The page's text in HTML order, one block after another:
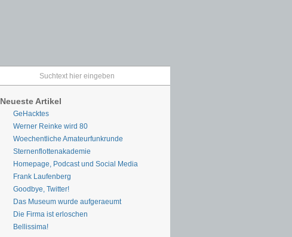
Neueste Artikel
GeHacktes
Werner Reinke wird 80
Woechentliche Amateurfunkrunde
Sternenflottenakademie
Homepage, Podcast und Social Media
Frank Laufenberg
Goodbye, Twitter!
Das Museum wurde aufgeraeumt
Die Firma ist erloschen
Bellissima!